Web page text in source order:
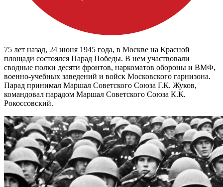
75 лет назад, 24 июня 1945 года, в Москве на Красной
площади состоялся Парад Победы. В нем участвовали
сводные полки десяти фронтов, наркоматов обороны и ВМФ,
военно-учебных заведений и войск Московского гарнизона.
Парад принимал Маршал Советского Союза Г.К. Жуков,
командовал парадом Маршал Советского Союза К.К.
Рокоссовский.